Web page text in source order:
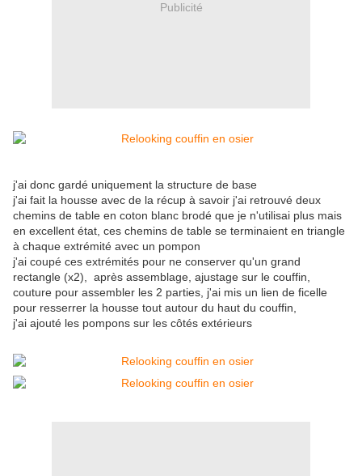
Publicité
j'ai donc gardé uniquement la structure de base
j'ai fait la housse avec de la récup à savoir j'ai retrouvé deux
chemins de table en coton blanc brodé que je n'utilisai plus mais
en excellent état, ces chemins de table se terminaient en triangle
à chaque extrémité avec un pompon
j'ai coupé ces extrémités pour ne conserver qu'un grand
rectangle (x2), après assemblage, ajustage sur le couffin,
couture pour assembler les 2 parties, j'ai mis un lien de ficelle
pour resserrer la housse tout autour du haut du couffin,
j'ai ajouté les pompons sur les côtés extérieurs